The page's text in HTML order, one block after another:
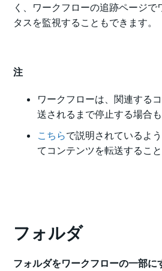
く、ワークフローの追跡ページで
タスを監視することもできます。
注
ワークフローは、関連する
送されるまで停止する場合も
こちらで説明されているよ
てコンテンツを転送すること
フォルダ
フォルダをワークフローの一部に